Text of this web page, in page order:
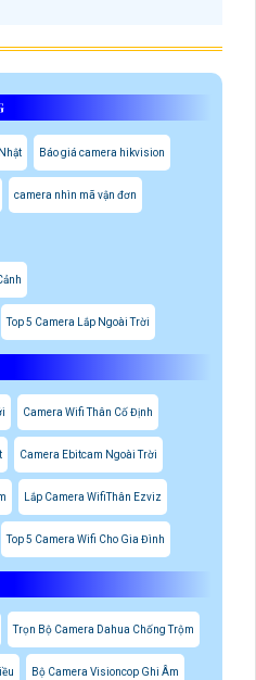
Báo giá camera hikvision
camera nhìn mã vận đơn
Top 5 Camera Lắp Ngoài Trời
Camera Wifi Thân Cố Định
Camera Ebitcam Ngoài Trời
Lắp Camera WifiThân Ezviz
Top 5 Camera Wifi Cho Gia Đình
Trọn Bộ Camera Dahua Chống Trộm
Bộ Camera Visioncop Ghi Âm